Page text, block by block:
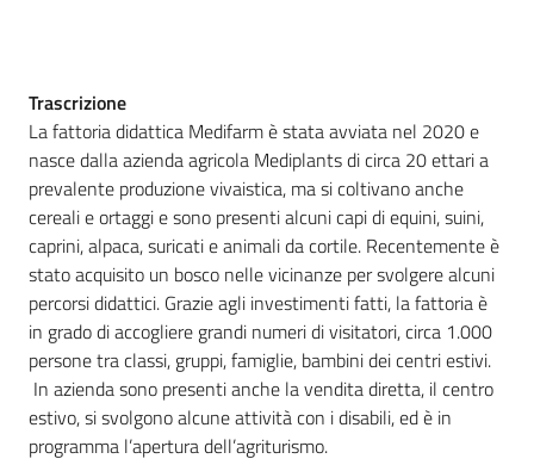
Agricoltura,
caccia e
pesca
Argomenti
Novità
Servizi
Leggi atti bandi
Trascrizione
La fattoria didattica Medifarm è stata avviata nel 2020 e
nasce dalla azienda agricola Mediplants di circa 20 ettari a
prevalente produzione vivaistica, ma si coltivano anche
cereali e ortaggi e sono presenti alcuni capi di equini, suini,
caprini, alpaca, suricati e animali da cortile. Recentemente è
stato acquisito un bosco nelle vicinanze per svolgere alcuni
percorsi didattici. Grazie agli investimenti fatti, la fattoria è
in grado di accogliere grandi numeri di visitatori, circa 1.000
persone tra classi, gruppi, famiglie, bambini dei centri estivi.
In azienda sono presenti anche la vendita diretta, il centro
estivo, si svolgono alcune attività con i disabili, ed è in
programma l’apertura dell’agriturismo.